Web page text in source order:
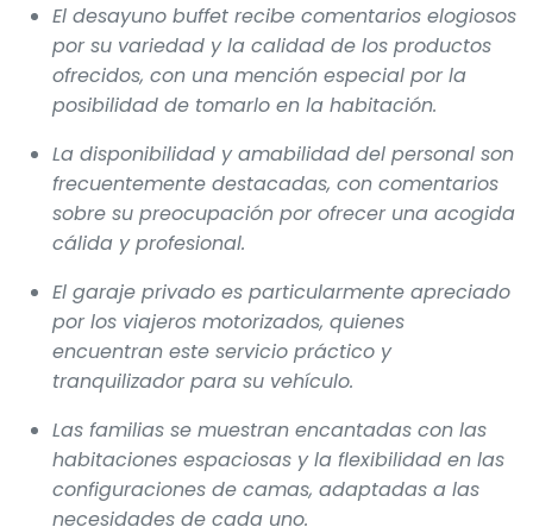
El desayuno buffet recibe comentarios elogiosos
por su variedad y la calidad de los productos
ofrecidos, con una mención especial por la
posibilidad de tomarlo en la habitación.
La disponibilidad y amabilidad del personal son
frecuentemente destacadas, con comentarios
sobre su preocupación por ofrecer una acogida
cálida y profesional.
El garaje privado es particularmente apreciado
por los viajeros motorizados, quienes
encuentran este servicio práctico y
tranquilizador para su vehículo.
Las familias se muestran encantadas con las
habitaciones espaciosas y la flexibilidad en las
configuraciones de camas, adaptadas a las
necesidades de cada uno.